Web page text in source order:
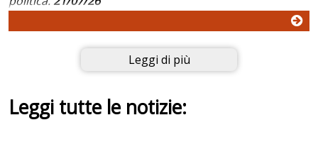
Leggi di più
Leggi tutte le notizie: